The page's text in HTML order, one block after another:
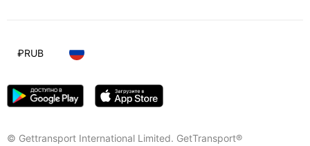
© Gettransport International Limited. GetTransport®
₽RUB